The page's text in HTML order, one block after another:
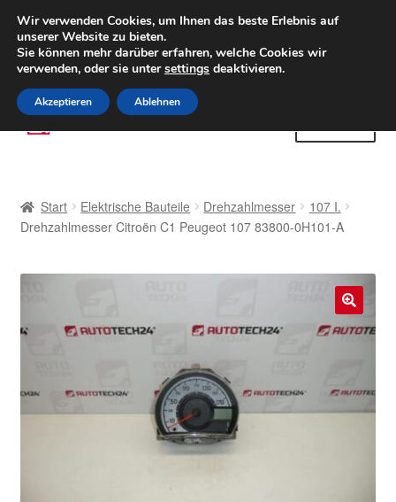
LIEFERUNG ab 6 EUR
Weltweiter Versand
(800) 500 564Mo-Fr 9-16 Uhr
Zur
Navigation
Zum
Inhalt
AGB
Datenschutz-Bestimmungen
Impressum
Start Elektrische Bauteile Drehzahlmesser
107 I.
Drehzahlmesser Citroën C1 Peugeot 107 83800-0H101-A
🔍
Wir verwenden Cookies, um Ihnen das beste Erlebnis auf
unserer Website zu bieten.
Sie können mehr darüber erfahren, welche Cookies wir
verwenden, oder sie untersettings deaktivieren.
Akzeptieren Ablehnen